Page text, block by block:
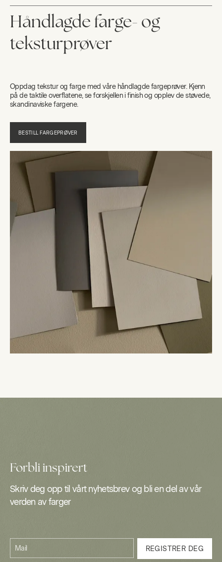
Håndlagde farge- og
teksturprøver
Oppdag tekstur og farge med våre håndlagde fargeprøver. Kjenn
på de taktile overflatene, se forskjellen i finish og opplev de støvede,
skandinaviske fargene.
BESTILL FARGEPRØVER
Forbli inspirert
Skriv deg opp til vårt nyhetsbrev og bli en del av vår
verden av farger
Mail REGISTRER DEG